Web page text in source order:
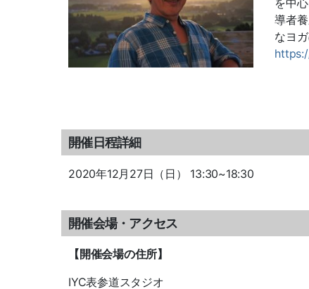
を中
導者
なヨ
開催日程詳細
2020年12月27日（日） 13:30~18:30
開催会場・アクセス
【開催会場の住所】
IYC表参道スタジオ